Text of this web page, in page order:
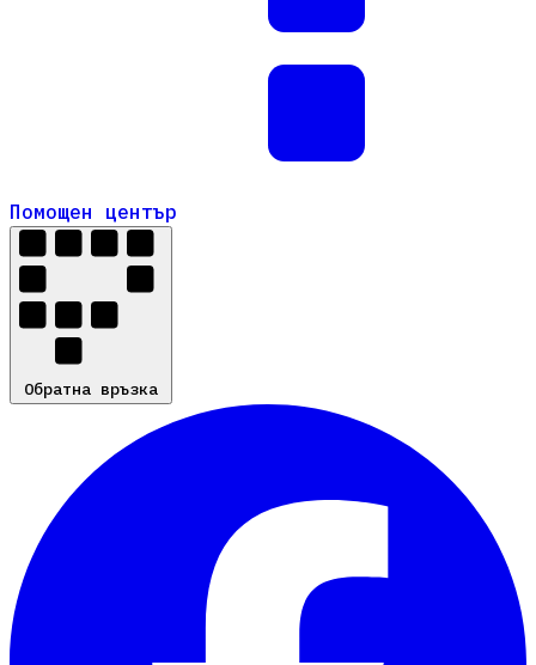
Помощен център
Помощен център
Обратна връзка
Обратна връзка